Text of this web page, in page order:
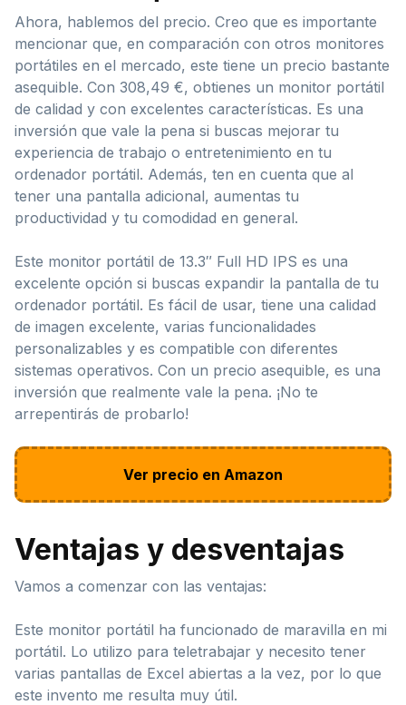
Ahora, hablemos del precio. Creo que es importante
mencionar que, en comparación con otros monitores
portátiles en el mercado, este tiene un precio bastante
asequible. Con 308,49 €, obtienes un monitor portátil
de calidad y con excelentes características. Es una
inversión que vale la pena si buscas mejorar tu
experiencia de trabajo o entretenimiento en tu
ordenador portátil. Además, ten en cuenta que al
tener una pantalla adicional, aumentas tu
productividad y tu comodidad en general.
Este monitor portátil de 13.3″ Full HD IPS es una
excelente opción si buscas expandir la pantalla de tu
ordenador portátil. Es fácil de usar, tiene una calidad
de imagen excelente, varias funcionalidades
personalizables y es compatible con diferentes
sistemas operativos. Con un precio asequible, es una
inversión que realmente vale la pena. ¡No te
arrepentirás de probarlo!
Ver precio en Amazon
Ventajas y desventajas
Vamos a comenzar con las ventajas:
Este monitor portátil ha funcionado de maravilla en mi
portátil. Lo utilizo para teletrabajar y necesito tener
varias pantallas de Excel abiertas a la vez, por lo que
este invento me resulta muy útil.